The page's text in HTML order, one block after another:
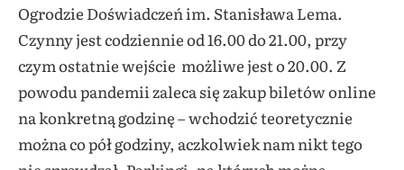
Ogrodzie Doświadczeń im. Stanisława Lema.
Czynny jest codziennie od 16.00 do 21.00, przy
czym ostatnie wejście możliwe jest o 20.00. Z
powodu pandemii zaleca się zakup biletów online
na konkretną godzinę – wchodzić teoretycznie
można co pół godziny, aczkolwiek nam nikt tego